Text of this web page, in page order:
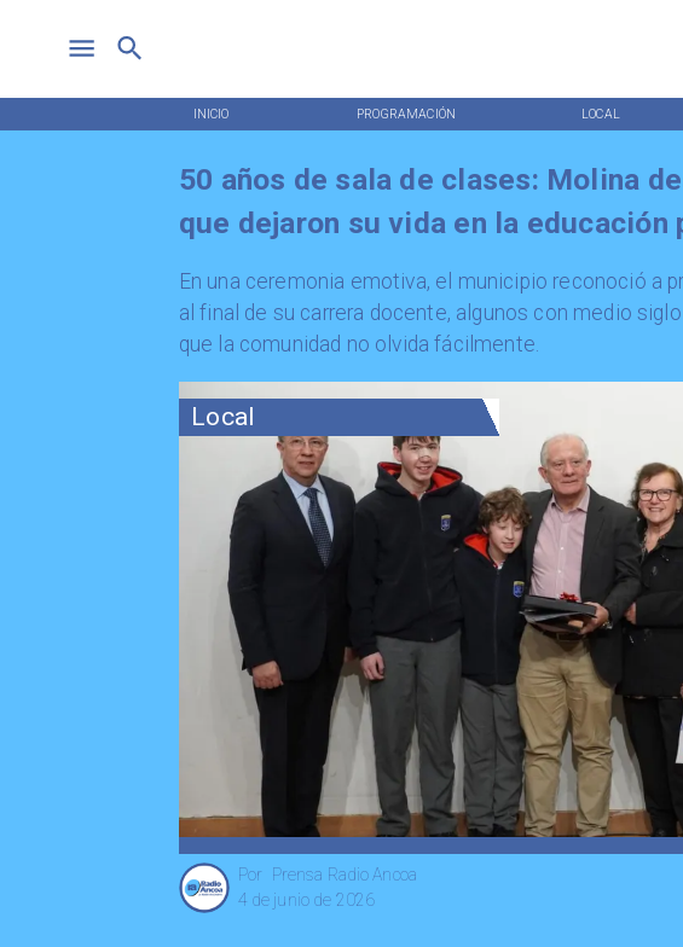
INICIO PROGRAMACIÓN LOCAL
Local
Prensa Radio Ancoa
Por
4 de junio de 2026
50 años de sala de clases: Molina
que dejaron su vida en la educación
​En una ceremonia emotiva, el municipio reconoció a
al final de su carrera docente, algunos con medio
que la comunidad no olvida fácilmente.